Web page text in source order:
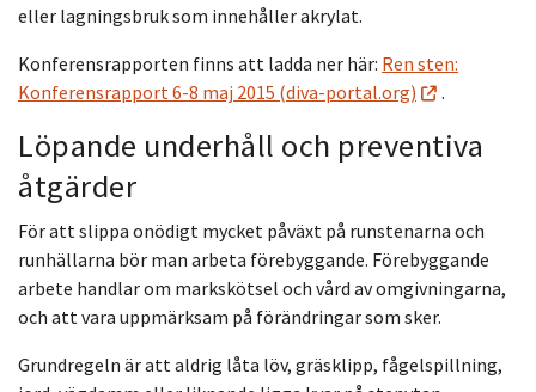
eller lagningsbruk som innehåller akrylat.
Konferensrapporten finns att ladda ner här: Ren sten:
Konferensrapport 6-8 maj 2015 (diva-portal.org)
.
Löpande underhåll och preventiva
åtgärder
För att slippa onödigt mycket påväxt på runstenarna och
runhällarna bör man arbeta förebyggande. Förebyggande
arbete handlar om markskötsel och vård av omgivningarna,
och att vara uppmärksam på förändringar som sker.
Grundregeln är att aldrig låta löv, gräsklipp, fågelspillning,